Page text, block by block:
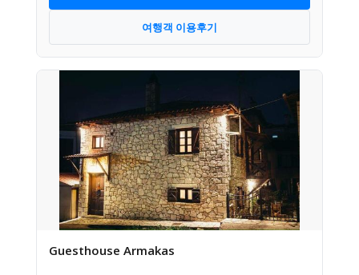
여행객 이용후기
Guesthouse Armakas